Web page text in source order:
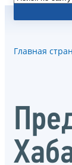
Главная